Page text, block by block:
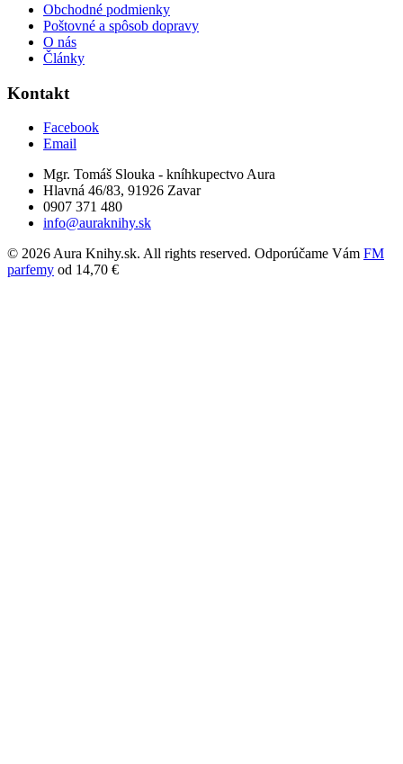
Obchodné podmienky
Poštovné a spôsob dopravy
O nás
Články
Kontakt
Facebook
Email
Mgr. Tomáš Slouka - kníhkupectvo Aura
Hlavná 46/83, 91926 Zavar
0907 371 480
info@auraknihy.sk
© 2026 Aura Knihy.sk. All rights reserved. Odporúčame Vám FM
parfemy od 14,70 €